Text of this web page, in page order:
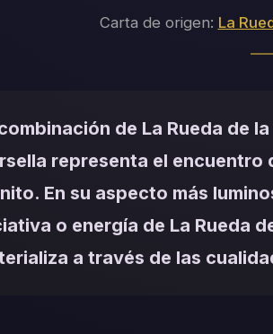
Carta de origen: La
de La Rueda de
representa el
En su aspecto más
o energía de La Rueda
a través de las